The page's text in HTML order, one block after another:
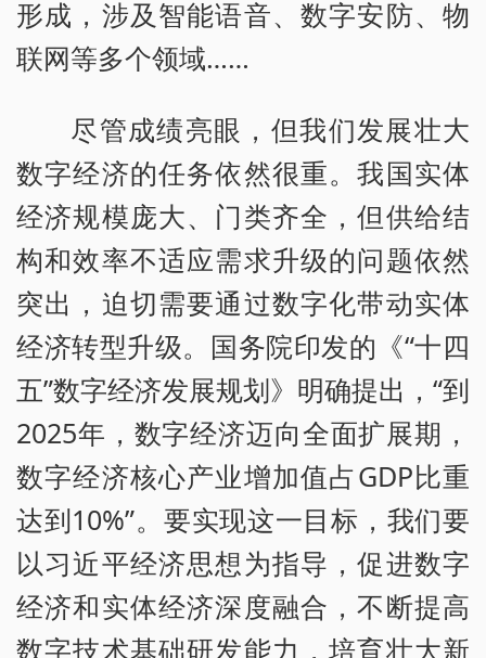
形成，涉及智能语音、数字安防、物
联网等多个领域……
尽管成绩亮眼，但我们发展壮大
数字经济的任务依然很重。我国实体
经济规模庞大、门类齐全，但供给结
构和效率不适应需求升级的问题依然
突出，迫切需要通过数字化带动实体
经济转型升级。国务院印发的《“十四
五”数字经济发展规划》明确提出，“到
2025年，数字经济迈向全面扩展期，
数字经济核心产业增加值占GDP比重
达到10%”。要实现这一目标，我们要
以习近平经济思想为指导，促进数字
经济和实体经济深度融合，不断提高
数字技术基础研发能力，培育壮大新